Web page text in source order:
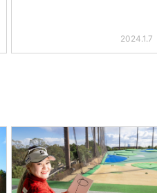
2024.1.7